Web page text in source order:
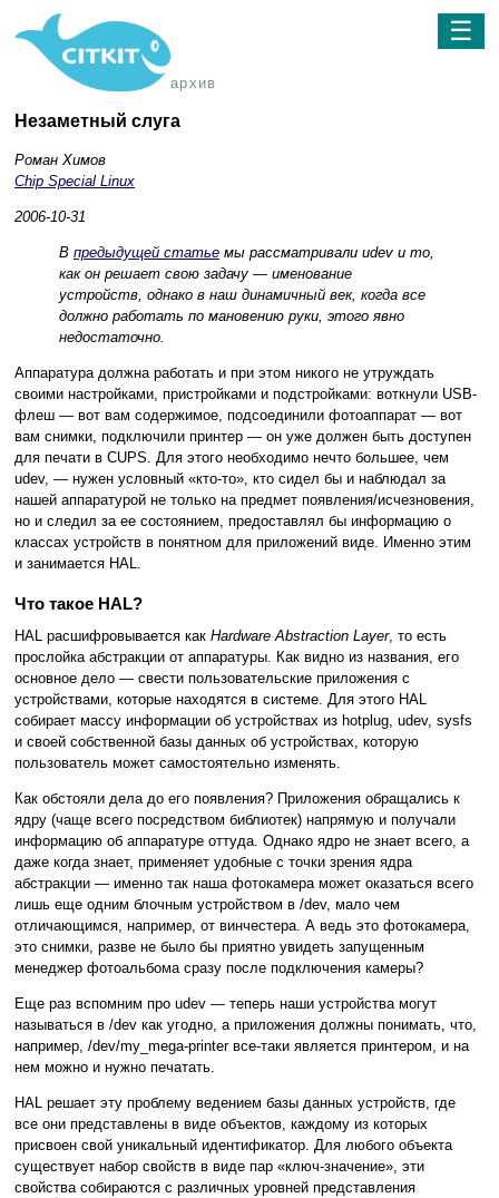
архив
☰
Незаметный слуга
Роман Химов
Chip Special Linux
2006-10-31
В предыдущей статье мы рассматривали udev и то,
как он решает свою задачу — именование
устройств, однако в наш динамичный век, когда все
должно работать по мановению руки, этого явно
недостаточно.
Аппаратура должна работать и при этом никого не утруждать
своими настройками, пристройками и подстройками: воткнули USB-
флеш — вот вам содержимое, подсоединили фотоаппарат — вот
вам снимки, подключили принтер — он уже должен быть доступен
для печати в CUPS. Для этого необходимо нечто большее, чем
udev, — нужен условный «кто-то», кто сидел бы и наблюдал за
нашей аппаратурой не только на предмет появления/исчезновения,
но и следил за ее состоянием, предоставлял бы информацию о
классах устройств в понятном для приложений виде. Именно этим
и занимается HAL.
Что такое HAL?
HAL расшифровывается как Hardware Abstraction Layer, то есть
прослойка абстракции от аппаратуры. Как видно из названия, его
основное дело — свести пользовательские приложения с
устройствами, которые находятся в системе. Для этого HAL
собирает массу информации об устройствах из hotplug, udev, sysfs
и своей собственной базы данных об устройствах, которую
пользователь может самостоятельно изменять.
Как обстояли дела до его появления? Приложения обращались к
ядру (чаще всего посредством библиотек) напрямую и получали
информацию об аппаратуре оттуда. Однако ядро не знает всего, а
даже когда знает, применяет удобные с точки зрения ядра
абстракции — именно так наша фотокамера может оказаться всего
лишь еще одним блочным устройством в /dev, мало чем
отличающимся, например, от винчестера. А ведь это фотокамера,
это снимки, разве не было бы приятно увидеть запущенным
менеджер фотоальбома сразу после подключения камеры?
Еще раз вспомним про udev — теперь наши устройства могут
называться в /dev как угодно, а приложения должны понимать, что,
например, /dev/my_mega-printer все-таки является принтером, и на
нем можно и нужно печатать.
HAL решает эту проблему ведением базы данных устройств, где
все они представлены в виде объектов, каждому из которых
присвоен свой уникальный идентификатор. Для любого объекта
существует набор свойств в виде пар «ключ-значение», эти
свойства собираются с различных уровней представления